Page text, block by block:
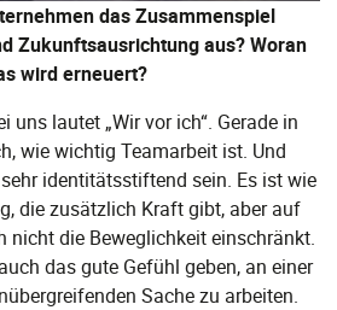
das Zusammenspiel
Zukunftsausrichtung aus? Woran
wird erneuert?
uns lautet „Wir vor ich“. Gerade in
wie wichtig Teamarbeit ist. Und
identitätsstiftend sein. Es ist wie
die zusätzlich Kraft gibt, aber auf
nicht die Beweglichkeit einschränkt.
das gute Gefühl geben, an einer
Sache zu arbeiten.